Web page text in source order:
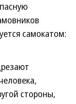
самокатом:
стороны,